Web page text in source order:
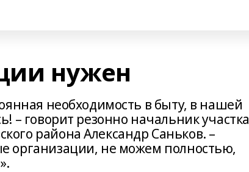
нужен
необходимость в быту, в нашей
– говорит резонно начальник участка
района Александр Саньков. –
организации, не можем полностью,